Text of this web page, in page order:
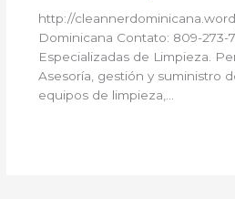
http://
Dominicana Contato: 809-273-
Especializadas de Limpieza.
Asesoría, gestión y suministro
equipos de limpieza,…